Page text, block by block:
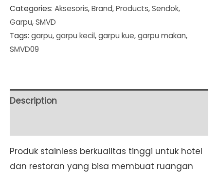
6
pcs
/
pack
Categories: Aksesoris,Brand,Products,Sendok,
Garpu,SMVD
Tags: garpu,garpu kecil,garpu kue,garpu makan,
SMVD09
Description
Produk stainless berkualitas tinggi untuk hotel
dan restoran yang bisa membuat ruangan